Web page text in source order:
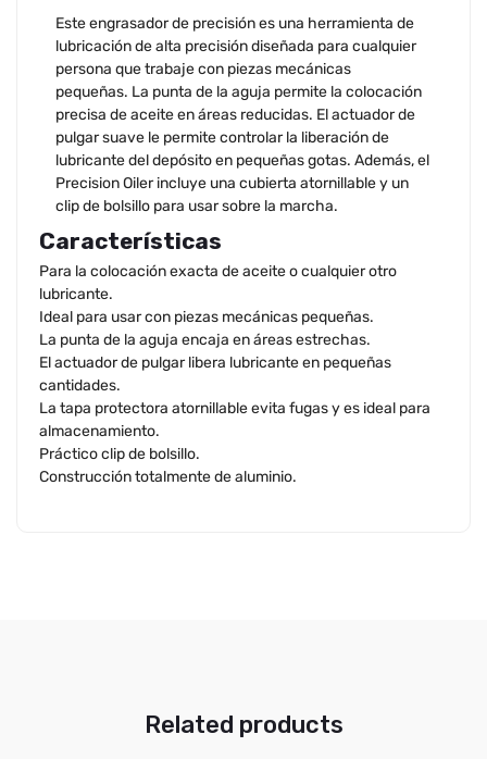
Este engrasador de precisión es una herramienta de
lubricación de alta precisión diseñada para cualquier
persona que trabaje con piezas mecánicas
pequeñas. La punta de la aguja permite la colocación
precisa de aceite en áreas reducidas. El actuador de
pulgar suave le permite controlar la liberación de
lubricante del depósito en pequeñas gotas. Además, el
Precision Oiler incluye una cubierta atornillable y un
clip de bolsillo para usar sobre la marcha.
Características
Para la colocación exacta de aceite o cualquier otro
lubricante.
Ideal para usar con piezas mecánicas pequeñas.
La punta de la aguja encaja en áreas estrechas.
El actuador de pulgar libera lubricante en pequeñas
cantidades.
La tapa protectora atornillable evita fugas y es ideal para
almacenamiento.
Práctico clip de bolsillo.
Construcción totalmente de aluminio.
Related products